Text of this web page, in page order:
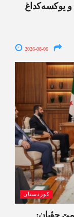
و یوکسەکداغ
2026-08-06
کوردستان